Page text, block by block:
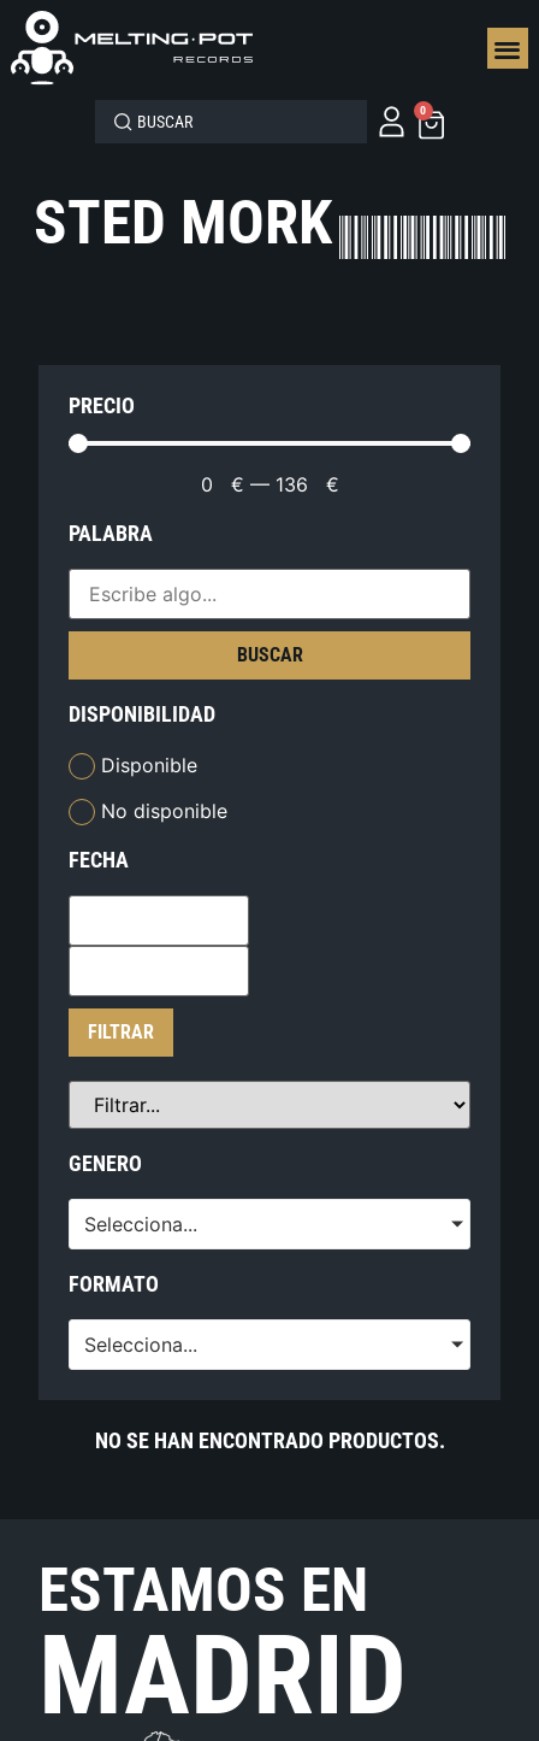
0
STED MORK
PRECIO
0 € — 136 €
PALABRA
BUSCAR
DISPONIBILIDAD
Disponible
No disponible
FECHA
FILTRAR
GENERO
Selecciona...
FORMATO
Selecciona...
NO SE HAN ENCONTRADO PRODUCTOS.
ESTAMOS EN
MADRID